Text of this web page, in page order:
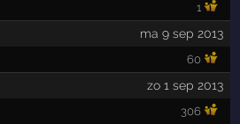
1
ma 9 sep 2013
60
zo 1 sep 2013
306